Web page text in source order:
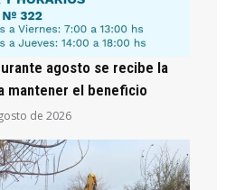
agosto se recibe la
mantener el beneficio
de 2026